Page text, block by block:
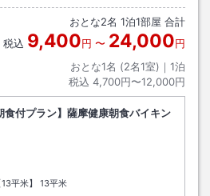
おとな2名 1泊1部屋 合計
税込 9,400円 〜 24,000円
おとな1名 (2名1室)｜ 1泊
税込 4,700円〜12,000円
食付プラン】薩摩健康朝食バイキン
平米】
13平米